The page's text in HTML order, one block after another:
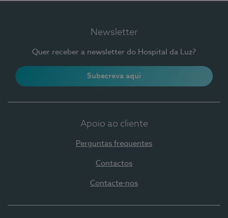
Newsletter
Quer receber a newsletter do Hospital da Luz?
Subscreva aqui
Apoio ao cliente
Perguntas frequentes
Contactos
Contacte-nos